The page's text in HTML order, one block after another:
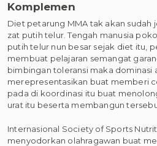
Komplemen
Diet petarung MMA tak akan sudah
zat putih telur. Tengah manusia
putih telur nun besar sejak diet itu,
membuat pelajaran semangat
bimbingan toleransi maka dominasi
merepresentasikan buat memberi
pada di koordinasi itu buat
urat itu beserta membangun
Internasional Society of Sports
menyodorkan olahragawan buat